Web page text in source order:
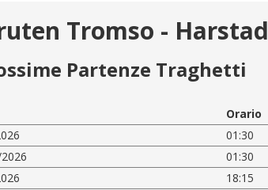
Tromso - Harstad
Partenze Traghetti
Orario
01:30
01:30
18:15